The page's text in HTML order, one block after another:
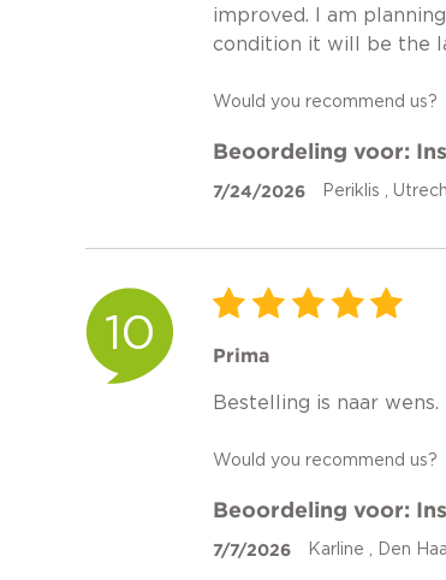
improved. I am
condition it will be the
Would you recommend us?
Beoordeling voor:
7/24/2026 Periklis ,
10 Prima
Bestelling is naar wens.
Would you recommend us?
Beoordeling voor:
7/7/2026 Karline , Den